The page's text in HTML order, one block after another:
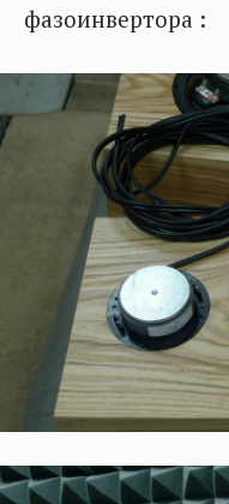
фазоинвертора :